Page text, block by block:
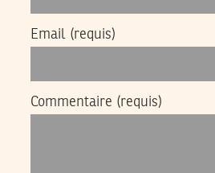
Email (requis)
Commentaire (requis)